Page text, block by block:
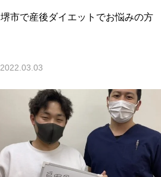
堺市で産後ダイエットでお悩みの方
2022.03.03